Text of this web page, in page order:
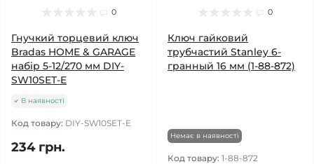
0
Гнучкий торцевий ключ
Bradas HOME & GARAGE
набір 5-12/270 мм DIY-
SW10SET-E
В наявності
Код товару: DIY-SW10SET-E
234 грн.
0
Ключ гайковий
трубчастий Stanley 6-
гранный 16 мм (1-88-872)
Немає в наявності
Код товару: 1-88-872